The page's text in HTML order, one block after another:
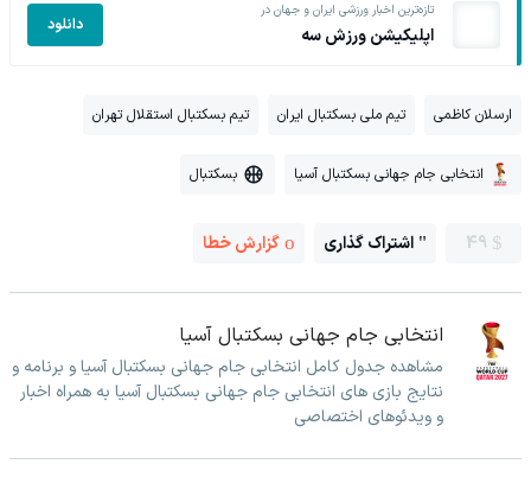
تازه‌ترین اخبار ورزشی ایران و جهان در
اپلیکیشن ورزش سه دانلود
ارسلان کاظمی تیم ملی بسکتبال ایران تیم بسکتبال استقلال تهران
انتخابی جام جهانی بسکتبال آسیا بسکتبال
49 اشتراک گذاری گزارش خطا
انتخابی جام جهانی بسکتبال آسیا
مشاهده جدول کامل انتخابی جام جهانی بسکتبال آسیا و برنامه و
نتایج بازی های انتخابی جام جهانی بسکتبال آسیا به همراه اخبار
و ویدئوهای اختصاصی